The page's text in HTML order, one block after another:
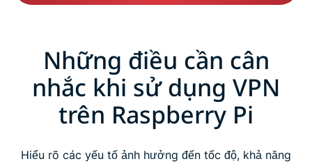
Những điều cần cân
nhắc khi sử dụng VPN
trên Raspberry Pi
Hiểu rõ các yếu tố ảnh hưởng đến tốc độ, khả năng